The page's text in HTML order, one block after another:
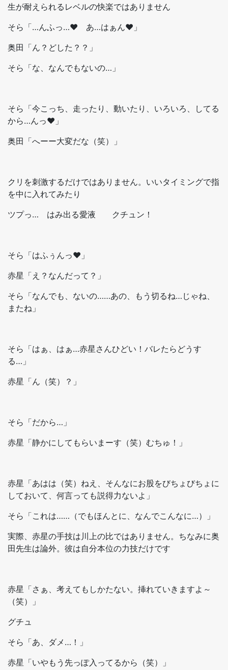
生が耐えられるレベルの快楽ではありません
そら「…んふっ…♥ あ…はぁん♥」
奥田「ん？どした？？」
そら「な、なんでもないの…」
そら「今こっち、走ったり、動いたり、いろいろ、してる
から…んっ♥」
奥田「へーー大変だな（笑）」
クリを刺激するだけではありません。いいタイミングで指
を中に入れてみたり
ツプっ… はみ出る愛液 クチュン！
そら「はふぅんっ♥」
赤星「え？なんだって？」
そら「なんでも、ないの……あの、もう切るね…じゃね、
またね」
そら「はぁ、はぁ…赤星さんひどい！バレたらどうす
る…」
赤星「ん（笑）？」
そら「だから…」
赤星「静かにしてもらいまーす（笑）むちゅ！」
赤星「あはは（笑）ねえ、そんなにお股をびちょびちょに
しておいて、何言っても説得力ないよ」
そら「これは……（でもほんとに、なんでこんなに…）」
実際、赤星の手技は川上の比ではありません。ちなみに奥
田先生は論外。彼は自分本位の力技だけです
赤星「さぁ、考えてもしかたない。挿れていきますよ～
（笑）」
グチュ
そら「あ、ダメ…！」
赤星「いやもう先っぽ入ってるから（笑）」